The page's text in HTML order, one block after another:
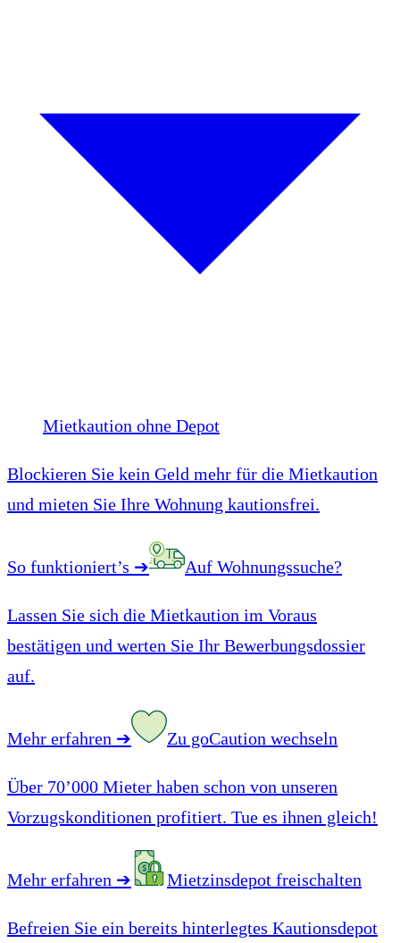
Mietkaution ohne Depot
Blockieren Sie kein Geld mehr für die Mietkaution
und mieten Sie Ihre Wohnung kautionsfrei.
So funktioniert’s ➔ Auf Wohnungssuche?
Lassen Sie sich die Mietkaution im Voraus
bestätigen und werten Sie Ihr Bewerbungsdossier
auf.
Mehr erfahren ➔ Zu goCaution wechseln
Über 70’000 Mieter haben schon von unseren
Vorzugskonditionen profitiert. Tue es ihnen gleich!
Mehr erfahren ➔ Mietzinsdepot freischalten
Befreien Sie ein bereits hinterlegtes Kautionsdepot